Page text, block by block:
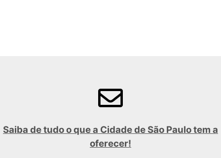
Saiba de tudo o que a Cidade de São Paulo tem a
oferecer!